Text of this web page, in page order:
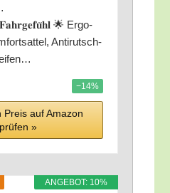
🌟 Ergo­
Anti­rutsch­
−14%
Preis auf Ama­zon
prü­fen »
ANGE­BOT: 10%